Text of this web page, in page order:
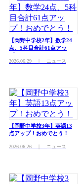
【岡野中学校2年】数学24
点、5科目合計61点アッ
2026.06.29 ｜ ニュース
【岡野中学校3年】英語13
点アップ！おめでとう！
2026.06.26 ｜ ニュース